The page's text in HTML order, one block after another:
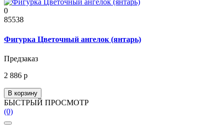
0
85538
Фигурка Цветочный ангелок (янтарь)
Предзаказ
2 886 р
В корзину
БЫСТРЫЙ ПРОСМОТР
(0)